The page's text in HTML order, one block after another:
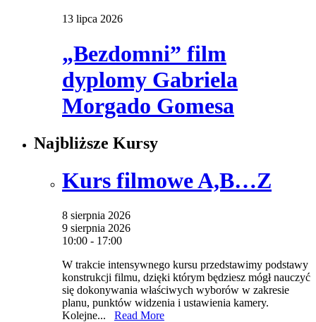
13 lipca 2026
„Bezdomni” film
dyplomy Gabriela
Morgado Gomesa
Najbliższe Kursy
Kurs filmowe A,B…Z
8 sierpnia 2026
9 sierpnia 2026
10:00 - 17:00
W trakcie intensywnego kursu przedstawimy podstawy
konstrukcji filmu, dzięki którym będziesz mógł nauczyć
się dokonywania właściwych wyborów w zakresie
planu, punktów widzenia i ustawienia kamery.
Kolejne... Read More